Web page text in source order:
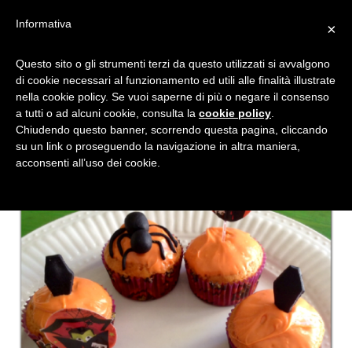
CUPCAKE PER HALLOWEEN
CON ZUCCA E CIOCCOLATO
×
Informativa
Questo sito o gli strumenti terzi da questo utilizzati si avvalgono
di cookie necessari al funzionamento ed utili alle finalità illustrate
nella cookie policy. Se vuoi saperne di più o negare il consenso
a tutti o ad alcuni cookie, consulta la cookie policy
Chiudendo questo banner, scorrendo questa pagina, cliccando
su un link o proseguendo la navigazione in altra maniera,
acconsenti all’uso dei cookie.